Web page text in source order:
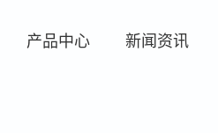
产品中心 新闻资讯